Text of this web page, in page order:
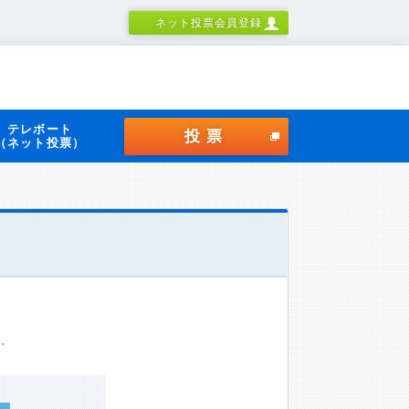
ネット投票会員登録
テレボート
（ネット投票）
投票